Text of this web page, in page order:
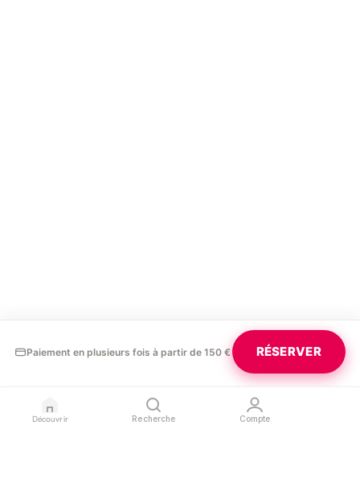
Découvrir Recherche Compte
Paiement en plusieurs fois à partir de 150 € RÉSERVER